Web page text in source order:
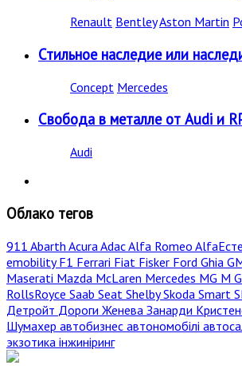
Renault BentleyAston Martin
Стильное наследие или
Concept Mercedes
Свобода в металле от Audi и
Audi
Облако тегов
911 Abarth Acura AdacAlfa Romeo
emobilityF1 Ferrari Fiat Fisker Ford Ghia
Maserati Mazda McLaren Mercedes MG M
RollsRoyce Saab Seat ShelbySkoda Smart
Детройт Дороги Женева Занарди
Шумахер автобизнес автономобілі
экзотика інжиніринг